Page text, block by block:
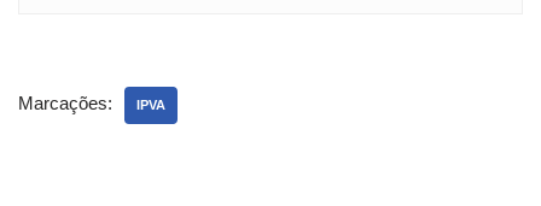
Marcações: IPVA